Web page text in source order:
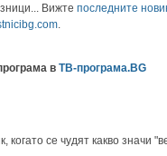
Вижте последните
в ТВ-програма.BG
се чудят какво значи